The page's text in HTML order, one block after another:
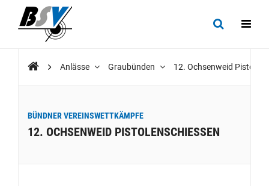
Anlässe Graubünden 12. Ochsenweid
BÜNDNER VEREINSWETTKÄMPFE
12. OCHSENWEID PISTOLENSCHIESSEN